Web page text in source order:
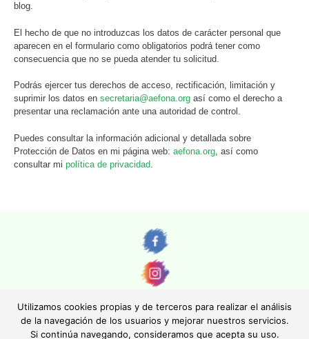
blog.
El hecho de que no introduzcas los datos de carácter personal que
aparecen en el formulario como obligatorios podrá tener como
consecuencia que no se pueda atender tu solicitud.
Podrás ejercer tus derechos de acceso, rectificación, limitación y
suprimir los datos en secretaria@aefona.org así como el derecho a
presentar una reclamación ante una autoridad de control.
Puedes consultar la información adicional y detallada sobre
Protección de Datos en mi página web: aefona.org , así como
consultar mi política de privacidad
Utilizamos cookies propias y de terceros para realizar el análisis
de la navegación de los usuarios y mejorar nuestros servicios.
Si continúa navegando, consideramos que acepta su uso.